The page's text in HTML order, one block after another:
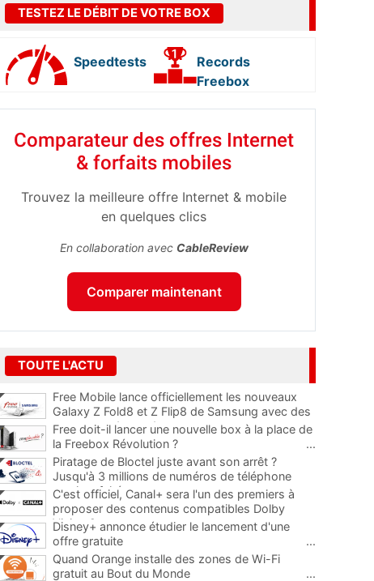
TESTEZ LE DÉBIT DE VOTRE BOX
Speedtests
Records
Freebox
Comparateur des offres Internet
& forfaits mobiles
Trouvez la meilleure offre Internet & mobile
en quelques clics
En collaboration avec CableReview
Comparer maintenant
TOUTE L'ACTU
Free Mobile lance officiellement les nouveaux
Galaxy Z Fold8 et Z Flip8 de Samsung avec des
promos et des cadeaux
...
Free doit-il lancer une nouvelle box à la place de
la Freebox Révolution ?
...
Piratage de Bloctel juste avant son arrêt ?
Jusqu'à 3 millions de numéros de téléphone
auraient fuité
C'est officiel, Canal+ sera l'un des premiers à
proposer des contenus compatibles Dolby
Vision 2
Disney+ annonce étudier le lancement d'une
offre gratuite
...
Quand Orange installe des zones de Wi-Fi
gratuit au Bout du Monde
...